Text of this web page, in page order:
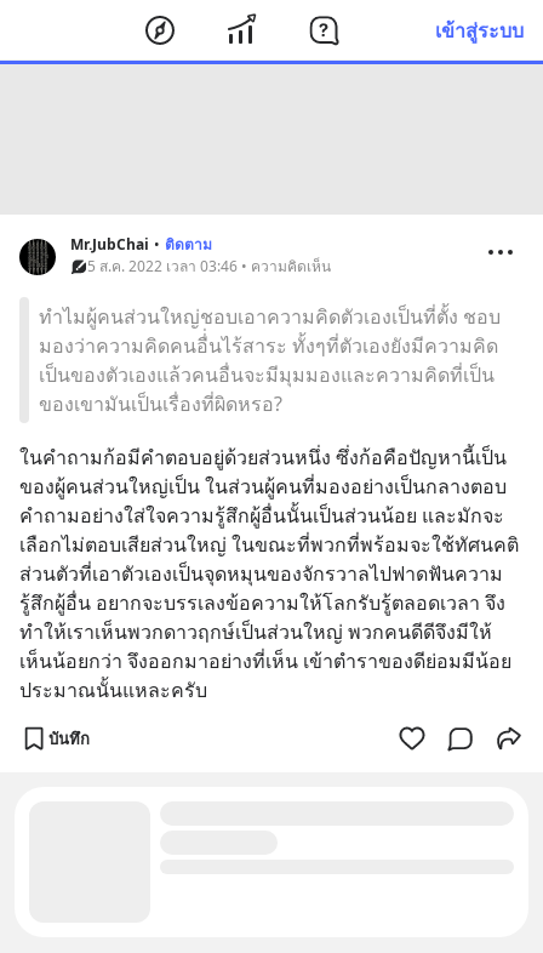
เข้าสู่ระบบ
Mr.JubChai • ติดตาม
5 ส.ค. 2022 เวลา 03:46 • ความคิดเห็น
ทำไมผู้คนส่วนใหญ่ชอบเอาความคิดตัวเองเป็นที่ตั้ง ชอบ
มองว่าความคิดคนอื่่นไร้สาระ ทั้งๆที่ตัวเองยังมีความคิด
เป็นของตัวเองแล้วคนอื่นจะมีมุมมองและความคิดที่เป็น
ของเขามันเป็นเรื่องที่ผิดหรอ?
ในคำถามก้อมีคำตอบอยู่ด้วยส่วนหนึ่ง ซึ่งก้อคือปัญหานี้เป็น
ของผู้คนส่วนใหญ่เป็น ในส่วนผู้คนที่มองอย่างเป็นกลางตอบ
คำถามอย่างใส่ใจความรู้สึกผู้อื่นนั้นเป็นส่วนน้อย และมักจะ
เลือกไม่ตอบเสียส่วนใหญ่ ในขณะที่พวกที่พร้อมจะใช้ทัศนคติ
ส่วนตัวที่เอาตัวเองเป็นจุดหมุนของจักรวาลไปฟาดฟันความ
รู้สึกผู้อื่น อยากจะบรรเลงข้อความให้โลกรับรู้ตลอดเวลา จึง
ทำให้เราเห็นพวกดาวฤกษ์เป็นส่วนใหญ่ พวกคนดีดีจึงมีให้
เห็นน้อยกว่า จึงออกมาอย่างที่เห็น เข้าตำราของดีย่อมมีน้อย
ประมาณนั้นแหละครับ
บันทึก